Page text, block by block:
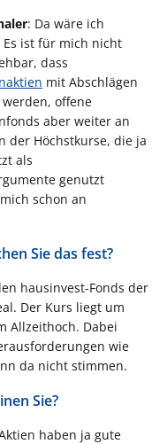
: Da wäre ich
ist für mich nicht
dass
mit Abschlägen
offene
aber weiter an
der Höchstkurse, die ja
als
genutzt
schon an
Sie das fest?
hausinvest-Fonds der
Der Kurs liegt um
Allzeithoch. Dabei
wie
da nicht stimmen.
Sie?
haben ja gute